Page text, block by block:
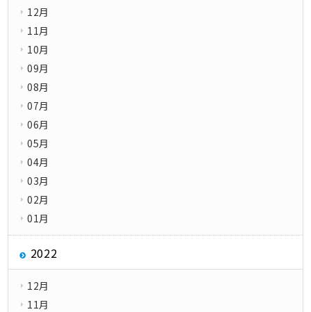
12月
11月
10月
09月
08月
07月
06月
05月
04月
03月
02月
01月
2022
12月
11月